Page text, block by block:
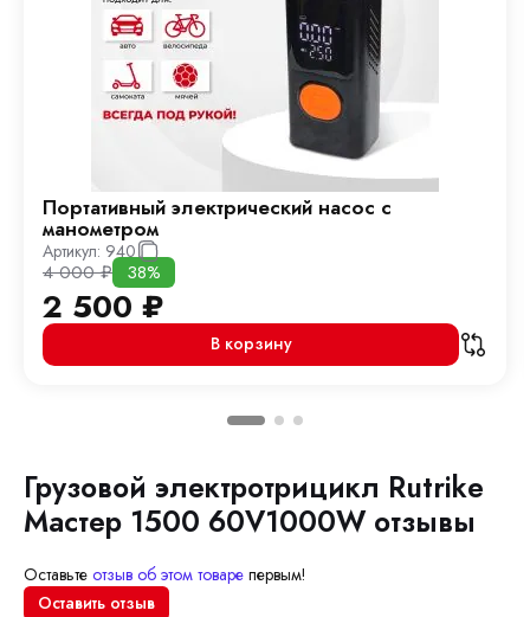
Портативный электрический насос с
манометром
Артикул: 940
4 000₽ 38%
2 500 ₽
В корзину
Грузовой электротрицикл Rutrike
Мастер 1500 60V1000W отзывы
Оставьте отзыв об этом товаре первым!
Оставить отзыв